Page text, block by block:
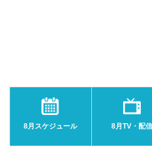
8月スケジュール 8月TV・配信